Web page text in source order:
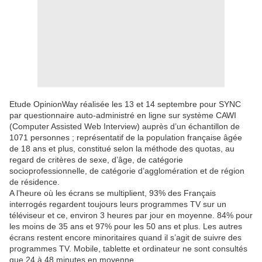
Etude OpinionWay réalisée les 13 et 14 septembre pour SYNC
par questionnaire auto-administré en ligne sur système CAWI
(Computer Assisted Web Interview) auprès d’un échantillon de
1071 personnes ; représentatif de la population française âgée
de 18 ans et plus, constitué selon la méthode des quotas, au
regard de critères de sexe, d’âge, de catégorie
socioprofessionnelle, de catégorie d’agglomération et de région
de résidence.
A l’heure où les écrans se multiplient, 93% des Français
interrogés regardent toujours leurs programmes TV sur un
téléviseur et ce, environ 3 heures par jour en moyenne. 84% pour
les moins de 35 ans et 97% pour les 50 ans et plus. Les autres
écrans restent encore minoritaires quand il s’agit de suivre des
programmes TV. Mobile, tablette et ordinateur ne sont consultés
que 24 à 48 minutes en moyenne.